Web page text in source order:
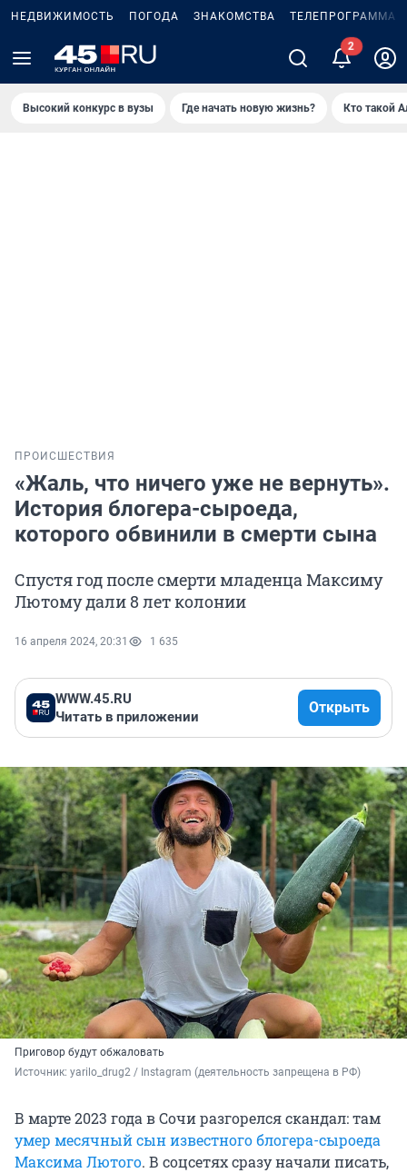
НЕДВИЖИМОСТЬ ПОГОДА ЗНАКОМСТВА ТЕЛЕПРОГРАММА
Высокий конкурс в вузы Где начать новую жизнь? Кто такой
ПРОИСШЕСТВИЯ
«Жаль, что ничего уже не вернуть».
История блогера-сыроеда,
которого обвинили в смерти сына
Спустя год после смерти младенца Максиму
Лютому дали 8 лет колонии
16 апреля 2024, 20:31 1 635
WWW.45.RU
Читать в приложении
Открыть
Приговор будут обжаловать
Источник: yarilo_drug2 / Instagram (деятельность запрещена в РФ)
В марте 2023 года в Сочи разгорелся скандал: там
умер месячный сын известного блогера-сыроеда
Максима Лютого. В соцсетях сразу начали писать,